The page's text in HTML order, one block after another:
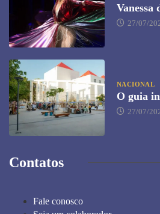
Vanessa
27/07/
NACIONAL
O guia
27/07/
Contatos
Fale conosco